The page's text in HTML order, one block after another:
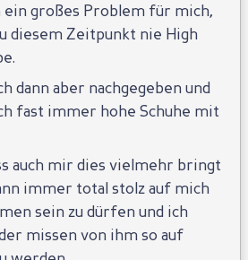
ein großes Problem für mich,
diesem Zeitpunkt nie High
dann aber nachgegeben und
fast immer hohe Schuhe mit
auch mir dies vielmehr bringt
immer total stolz auf mich
sein zu dürfen und ich
missen von ihm so auf